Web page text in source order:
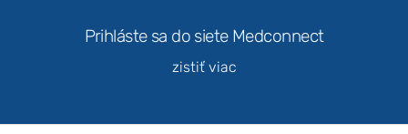
Prihláste sa do siete Medconnect
zistiť viac
tieto súbory
cookie
odmietnete,